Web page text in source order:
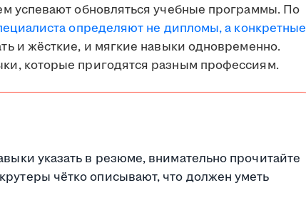
успевают обновляться учебные программы. По
определяют не дипломы, а конкретные
и жёсткие, и мягкие навыки одновременно.
которые пригодятся разным профессиям.
указать в резюме, внимательно прочитайте
чётко описывают, что должен уметь